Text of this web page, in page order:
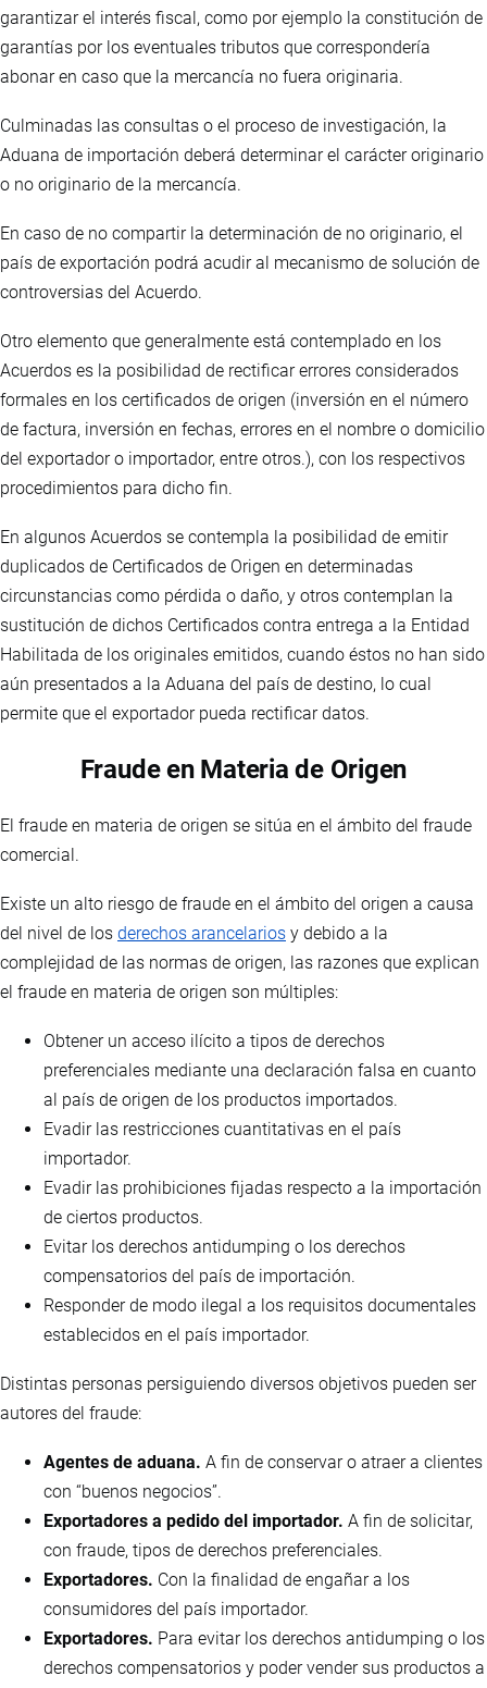
garantizar el interés fiscal, como por ejemplo la constitución de
garantías por los eventuales tributos que correspondería
abonar en caso que la mercancía no fuera originaria.
Culminadas las consultas o el proceso de investigación, la
Aduana de importación deberá determinar el carácter originario
o no originario de la mercancía.
En caso de no compartir la determinación de no originario, el
país de exportación podrá acudir al mecanismo de solución de
controversias del Acuerdo.
Otro elemento que generalmente está contemplado en los
Acuerdos es la posibilidad de rectificar errores considerados
formales en los certificados de origen (inversión en el número
de factura, inversión en fechas, errores en el nombre o domicilio
del exportador o importador, entre otros.), con los respectivos
procedimientos para dicho fin.
En algunos Acuerdos se contempla la posibilidad de emitir
duplicados de Certificados de Origen en determinadas
circunstancias como pérdida o daño, y otros contemplan la
sustitución de dichos Certificados contra entrega a la Entidad
Habilitada de los originales emitidos, cuando éstos no han sido
aún presentados a la Aduana del país de destino, lo cual
permite que el exportador pueda rectificar datos.
Fraude en Materia de Origen
El fraude en materia de origen se sitúa en el ámbito del fraude
comercial.
Existe un alto riesgo de fraude en el ámbito del origen a causa
del nivel de los derechos arancelarios y debido a la
complejidad de las normas de origen, las razones que explican
el fraude en materia de origen son múltiples:
Obtener un acceso ilícito a tipos de derechos
preferenciales mediante una declaración falsa en cuanto
al país de origen de los productos importados.
Evadir las restricciones cuantitativas en el país
importador.
Evadir las prohibiciones fijadas respecto a la importación
de ciertos productos.
Evitar los derechos antidumping o los derechos
compensatorios del país de importación.
Responder de modo ilegal a los requisitos documentales
establecidos en el país importador.
Distintas personas persiguiendo diversos objetivos pueden ser
autores del fraude:
Agentes de aduana. A fin de conservar o atraer a clientes
con “buenos negocios”.
Exportadores a pedido del importador. A fin de solicitar,
con fraude, tipos de derechos preferenciales.
Exportadores. Con la finalidad de engañar a los
consumidores del país importador.
Exportadores. Para evitar los derechos antidumping o los
derechos compensatorios y poder vender sus productos a